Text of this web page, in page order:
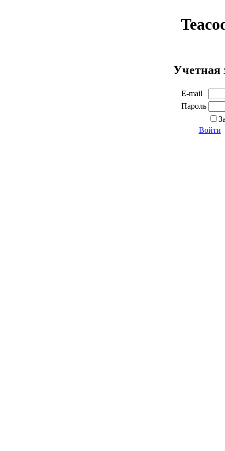
Учетная
E-mail
Пароль
Войти